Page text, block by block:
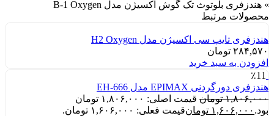
» هندزفری بلوتوث تک گوش اکسیژن مدل B-1 Oxygen
محصولات مرتبط
هندزفری تایپ سی اکسیژن مدل H2 Oxygen
۲۸۴,۵۷۰ تومان
افزودن به سبد خرید
٪11
هندزفری دورگردنی EPIMAX مدل EH-666
۱,۸۰۶,۰۰۰ تومان
قیمت اصلی: ۱,۸۰۶,۰۰۰ تومان
بود. ۱,۶۰۶,۰۰۰ تومانقیمت فعلی: ۱,۶۰۶,۰۰۰ تومان.